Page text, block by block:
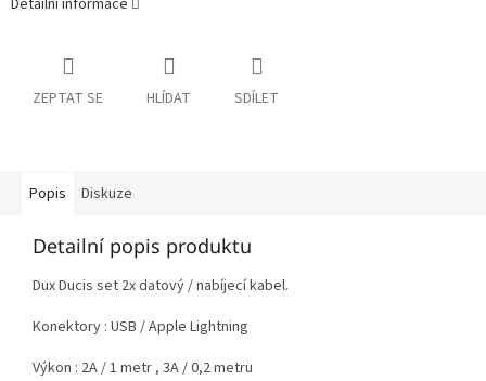
Detailní informace
ZEPTAT SE HLÍDAT SDÍLET
Popis Diskuze
Detailní popis produktu
Dux Ducis set 2x datový / nabíjecí kabel.
Konektory : USB / Apple Lightning
Výkon : 2A / 1 metr , 3A / 0,2 metru